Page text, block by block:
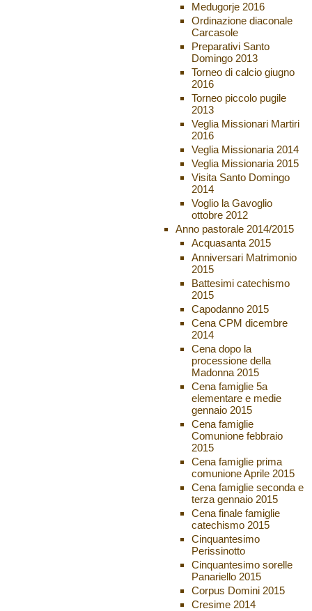
Medugorje 2016
Ordinazione diaconale
Carcasole
Preparativi Santo
Domingo 2013
Torneo di calcio giugno
2016
Torneo piccolo pugile
2013
Veglia Missionari Martiri
2016
Veglia Missionaria 2014
Veglia Missionaria 2015
Visita Santo Domingo
2014
Voglio la Gavoglio
ottobre 2012
Anno pastorale 2014/2015
Acquasanta 2015
Anniversari Matrimonio
2015
Battesimi catechismo
2015
Capodanno 2015
Cena CPM dicembre
2014
Cena dopo la
processione della
Madonna 2015
Cena famiglie 5a
elementare e medie
gennaio 2015
Cena famiglie
Comunione febbraio
2015
Cena famiglie prima
comunione Aprile 2015
Cena famiglie seconda e
terza gennaio 2015
Cena finale famiglie
catechismo 2015
Cinquantesimo
Perissinotto
Cinquantesimo sorelle
Panariello 2015
Corpus Domini 2015
Cresime 2014